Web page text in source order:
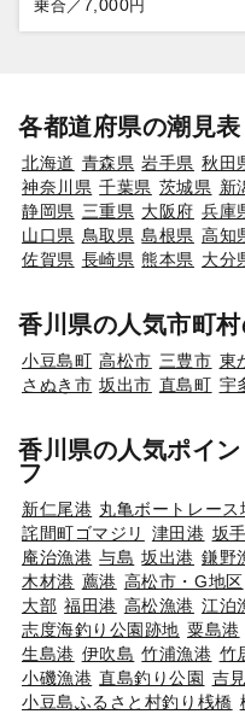
乗合／ 7,000円
各都道府県の潮見
北海道 青森県 岩手県 秋田
神奈川県 千葉県 茨城県 新
静岡県 三重県 大阪府 兵庫
山口県 鳥取県 島根県 高知
佐賀県 長崎県 熊本県 大分
香川県の人気市町
小豆島町 高松市 三豊市 東
さぬき市 坂出市 直島町 宇
香川県の人気ポイ
フ
新仁尾港 丸亀ボートレース
詫間町ゴマジリ
津田港 坂
庵治漁港 与島 坂出港 鎌野
木材港 薦港 高松市・G地区
大部 福田港 高松漁港 江泊
志度海釣り公園跡地 粟島港
生島港 伊吹島 竹浦漁港 竹
小磯漁港 直島釣り公園 吉
小豆島ふるさと村釣り桟橋